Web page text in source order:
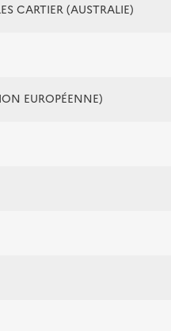
CARTIER (AUSTRALIE)
EUROPÉENNE)